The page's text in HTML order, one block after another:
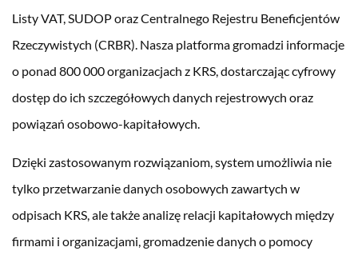
Listy VAT, SUDOP oraz Centralnego Rejestru Beneficjentów
Rzeczywistych (CRBR). Nasza platforma gromadzi informacje
o ponad 800 000 organizacjach z KRS, dostarczając cyfrowy
dostęp do ich szczegółowych danych rejestrowych oraz
powiązań osobowo-kapitałowych.
Dzięki zastosowanym rozwiązaniom, system umożliwia nie
tylko przetwarzanie danych osobowych zawartych w
odpisach KRS, ale także analizę relacji kapitałowych między
firmami i organizacjami, gromadzenie danych o pomocy